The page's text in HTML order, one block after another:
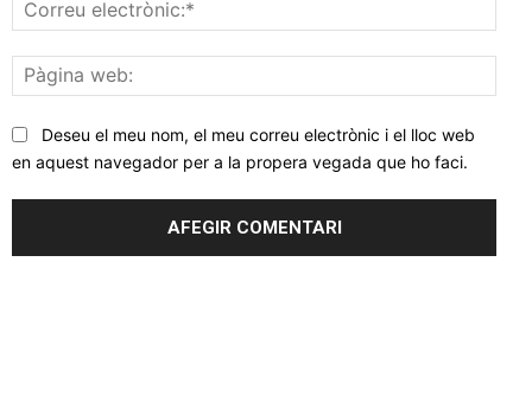
web:
Deseu el meu nom, el meu correu electrònic i el lloc web
en aquest navegador per a la propera vegada que ho faci.